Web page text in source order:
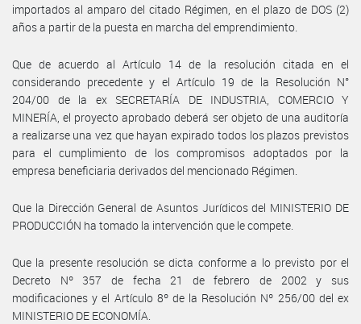
importados al amparo del citado Régimen, en el plazo de DOS (2)
años a partir de la puesta en marcha del emprendimiento.
Que de acuerdo al Artículo 14 de la resolución citada en el
considerando precedente y el Artículo 19 de la Resolución N°
204/00 de la ex SECRETARÍA DE INDUSTRIA, COMERCIO Y
MINERÍA, el proyecto aprobado deberá ser objeto de una auditoría
a realizarse una vez que hayan expirado todos los plazos previstos
para el cumplimiento de los compromisos adoptados por la
empresa beneficiaria derivados del mencionado Régimen.
Que la Dirección General de Asuntos Jurídicos del MINISTERIO DE
PRODUCCIÓN ha tomado la intervención que le compete.
Que la presente resolución se dicta conforme a lo previsto por el
Decreto Nº 357 de fecha 21 de febrero de 2002 y sus
modificaciones y el Artículo 8º de la Resolución Nº 256/00 del ex
MINISTERIO DE ECONOMÍA.